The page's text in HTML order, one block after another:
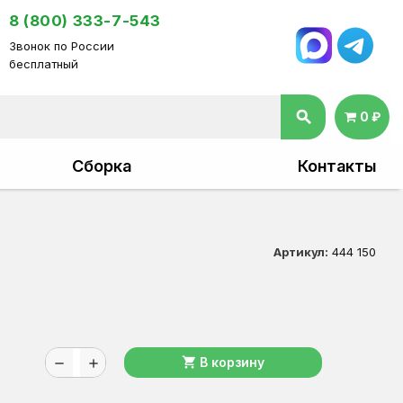
8 (800) 333-7-543
Звонок по России
бесплатный
search 0 ₽
Сборка Контакты
Артикул: 444 150
remove add shopping_cart В корзину